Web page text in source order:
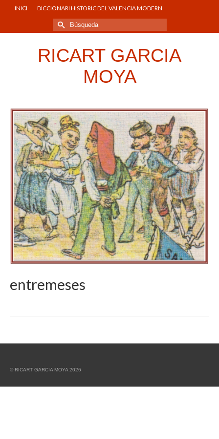
INICI DICCIONARI HISTORIC DEL VALENCIA MODERN
Buscar
por:
RICART GARCIA
MOYA
entremeses
© RICART GARCIA MOYA 2026